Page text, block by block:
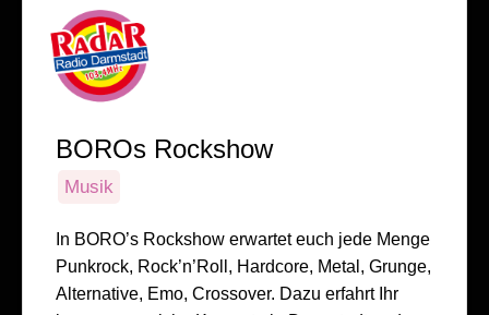
BOROs Rockshow
Musik
In BORO’s Rockshow erwartet euch jede Menge
Punkrock, Rock’n’Roll, Hardcore, Metal, Grunge,
Alternative, Emo, Crossover. Dazu erfahrt Ihr